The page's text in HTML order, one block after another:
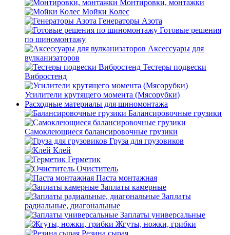
Монтировки, монтажки
Мойки Колес
Генераторы Азота
Готовые решения
по шиномонтажу
Аксессуары для
вулканизаторов
Тестеры подвески
Вибростенд
Усилители крутящего момента (Мясорубки)
Расходные материалы для шиномонтажа
Балансировочные грузики
Самоклеющиеся балансировочные грузики
Груза для грузовиков
Клей
Герметик
Очиститель
Паста монтажная
Заплаты камерные
Заплаты
радиальные, диагональные
Заплаты универсальные
Жгуты, ножки, грибки
Резина сырая